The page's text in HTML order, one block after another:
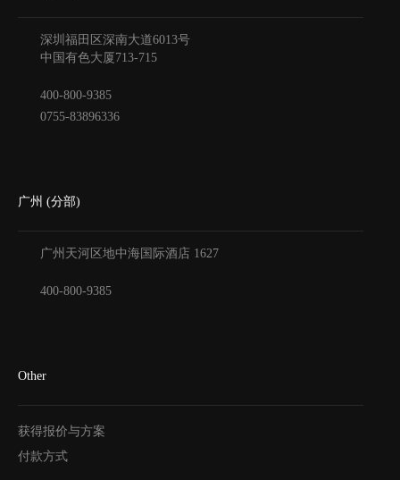
深圳福田区深南大道6013号
中国有色大厦713-715
400-800-9385
0755-83896336
广州 (分部)
广州天河区地中海国际酒店 1627
400-800-9385
Other
获得报价与方案
付款方式